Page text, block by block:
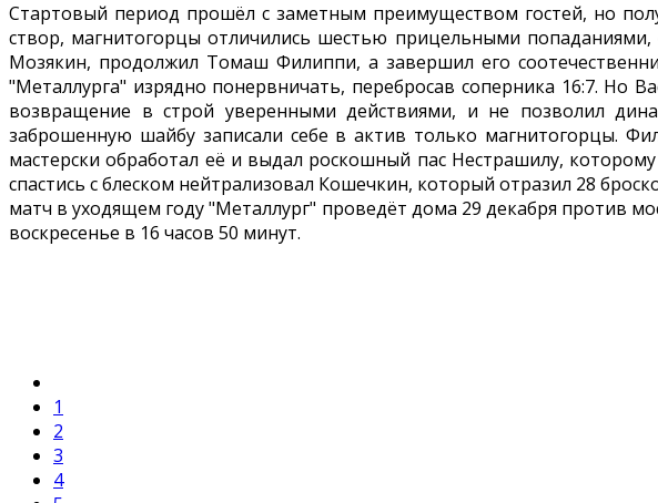
Стартовый период прошёл с заметным преимуществом гостей, но
створ, магнитогорцы отличились шестью прицельными
Мозякин, продолжил Томаш Филиппи, а завершил его
"Металлурга" изрядно понервничать, перебросав соперника 16:7. Но
возвращение в строй уверенными действиями, и не позволил
заброшенную шайбу записали себе в актив только магнитогорцы.
мастерски обработал её и выдал роскошный пас Нестрашилу,
спастись с блеском нейтрализовал Кошечкин, который отразил 28
матч в уходящем году "Металлург" проведёт дома 29 декабря против
воскресенье в 16 часов 50 минут.
1
2
3
4